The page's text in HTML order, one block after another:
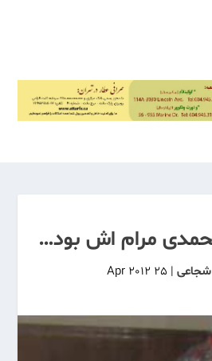
مرام اش بود…
|
25 Apr 2012